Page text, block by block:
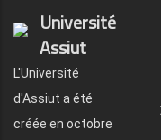
Université
Assiut
L'Université
d'Assiut a été
créée en octobre